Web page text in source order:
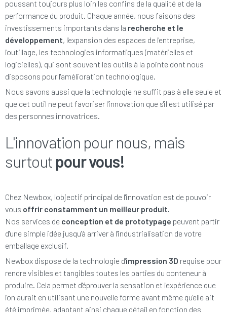
poussant toujours plus loin les confins de la qualité et de la
performance du produit. Chaque année, nous faisons des
investissements importants dans la recherche et le
développement, l'expansion des espaces de l'entreprise,
l'outillage, les technologies informatiques (matérielles et
logicielles), qui sont souvent les outils à la pointe dont nous
disposons pour l'amélioration technologique.
Nous savons aussi que la technologie ne suffit pas à elle seule et
que cet outil ne peut favoriser l'innovation que s'il est utilisé par
des personnes innovatrices.
L'innovation pour nous, mais
surtout pour vous!
Chez Newbox, l'objectif principal de l'innovation est de pouvoir
vous offrir constamment un meilleur produit.
Nos services de conception et de prototypage peuvent partir
d'une simple idée jusqu'à arriver à l'industrialisation de votre
emballage exclusif.
Newbox dispose de la technologie d'impression 3D requise pour
rendre visibles et tangibles toutes les parties du conteneur à
produire. Cela permet d'éprouver la sensation et l'expérience que
l'on aurait en utilisant une nouvelle forme avant même qu'elle ait
été imprimée, adaptant ainsi chaque détail en fonction des